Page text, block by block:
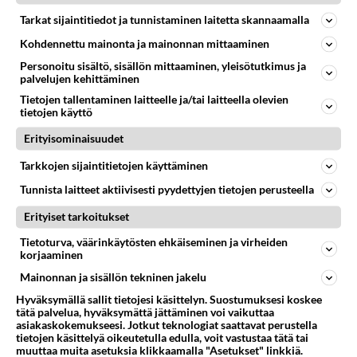
Uusi draamasarja järkyttävästä tapauksesta on tulossa. Tositapahtumiin perustuva sarja ammentaa vuoden 1986 Mikkelin pan
07.08.2026 07:39
706
Iäkäs Jämsäläinen mies kuoli poliisiautoon matkalla Jyväskylän putkaan
07.08.2026 12:07
Jämsä
689
Mitä haluaisit kysyä tänään
Kaivatultasi? Anna jokin tunniste itsestäni tai hänestä.
07.08.2026 13:15
Ikävä
55
En välitä sinusta yhtään
Olet pelkkä itsestään liikoja luuleva ämmä. Kierrän sinut kaukaa nyt ja aina. Olit mulle pelkkä lelu vaan.
07.08.2026 17:14
37
590
Olen luovuttanut
33
583
Ei se nainen edes oo
mitenkään nätti 🤣🤣🤣🤣🤣
Tarkat sijaintitiedot ja tunnistaminen laitetta skannaamalla
Kohdennettu mainonta ja mainonnan mittaaminen
Personoitu sisältö, sisällön mittaaminen, yleisötutkimus ja
palvelujen kehittäminen
Tietojen tallentaminen laitteelle ja/tai laitteella olevien
tietojen käyttö
Erityisominaisuudet
Tarkkojen sijaintitietojen käyttäminen
Tunnista laitteet aktiivisesti pyydettyjen tietojen perusteella
Erityiset tarkoitukset
Tietoturva, väärinkäytösten ehkäiseminen ja virheiden
korjaaminen
Mainonnan ja sisällön tekninen jakelu
Hyväksymällä sallit tietojesi käsittelyn. Suostumuksesi koskee
tätä palvelua, hyväksymättä jättäminen voi vaikuttaa
asiakaskokemukseesi. Jotkut teknologiat saattavat perustella
tietojen käsittelyä oikeutetulla edulla, voit vastustaa tätä tai
muuttaa muita asetuksia klikkaamalla "Asetukset" linkkiä.